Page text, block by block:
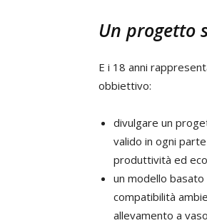
Un progetto
E i 18 anni
obbiettivo:
divulgare un
valido in ogni
produttività ed
un modello
compatibilità
allevamento a